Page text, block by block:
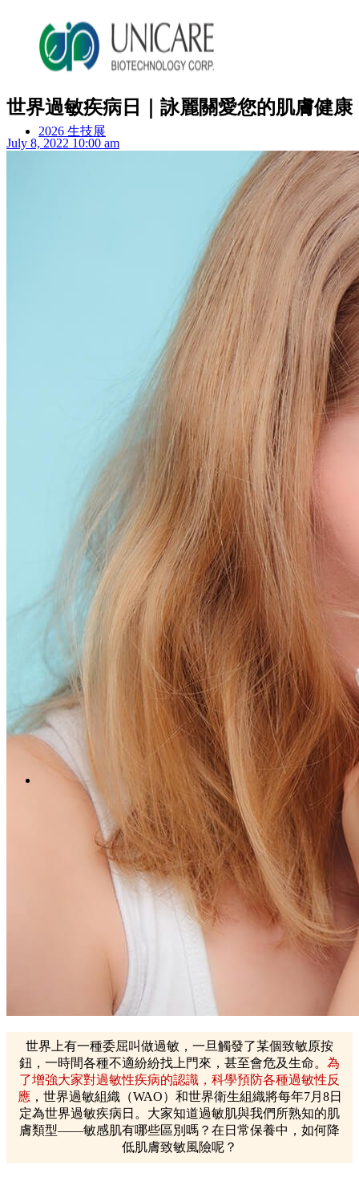
2026 生技展
UNICARE美妝新知
UNICARE科研秘辛
UNICARE 企業動態
聯絡我們
詠麗 FAQ
中文 (台灣)
English
Menu
世界過敏疾病日｜詠麗關愛您的肌膚健康
July 8, 2022 10:00 am
世界上有一種委屈叫做過敏，一旦觸發了某個致敏原按
鈕，一時間各種不適紛紛找上門來，甚至會危及生命。 為
了增強大家對過敏性疾病的認識，科學預防各種過敏性反
應，世界過敏組織（WAO）和世界衛生組織將每年7月8日
定為世界過敏疾病日。大家知道過敏肌與我們所熟知的肌
膚類型——敏感肌有哪些區別嗎？在日常保養中，如何降
低肌膚致敏風險呢？